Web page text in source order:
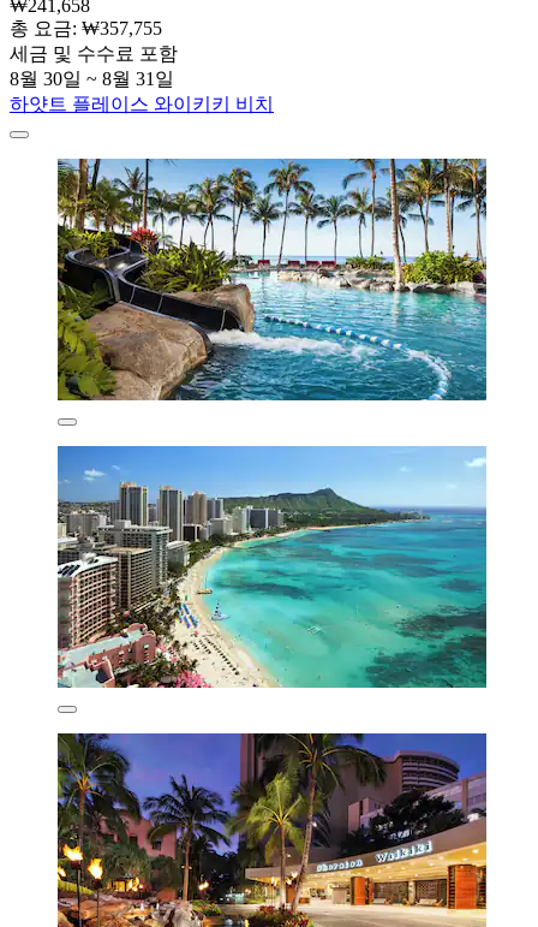
₩241,658
총 요금: ₩357,755
세금 및 수수료 포함
8월 30일 ~ 8월 31일
하얏트 플레이스 와이키키 비치